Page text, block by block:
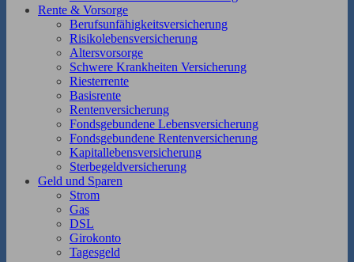
Rente & Vorsorge
Berufs­unfähigkeitsversicherung
Risikolebensversicherung
Altersvorsorge
Schwere Krankheiten Versicherung
Riesterrente
Basisrente
Rentenversicherung
Fondsgebundene Lebensversicherung
Fondsgebundene Rentenversicherung
Kapitallebensversicherung
Sterbegeldversicherung
Geld und Sparen
Strom
Gas
DSL
Girokonto
Tagesgeld